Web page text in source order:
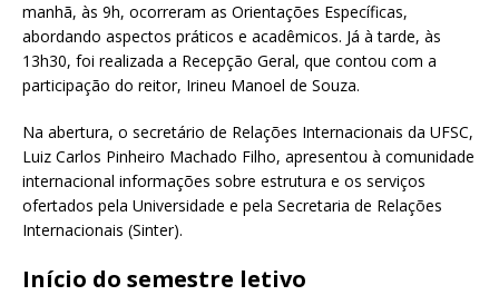
manhã, às 9h, ocorreram as Orientações Específicas,
abordando aspectos práticos e acadêmicos. Já à tarde, às
13h30, foi realizada a Recepção Geral, que contou com a
participação do reitor, Irineu Manoel de Souza.
Na abertura, o secretário de Relações Internacionais da UFSC,
Luiz Carlos Pinheiro Machado Filho, apresentou à comunidade
internacional informações sobre estrutura e os serviços
ofertados pela Universidade e pela Secretaria de Relações
Internacionais (Sinter).
Início do semestre letivo